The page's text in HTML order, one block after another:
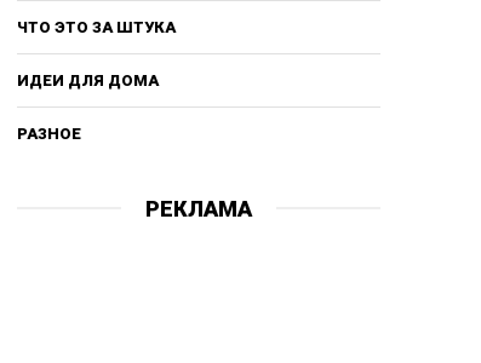
ЧТО ЭТО ЗА ШТУКА
ИДЕИ ДЛЯ ДОМА
РАЗНОЕ
РЕКЛАМА